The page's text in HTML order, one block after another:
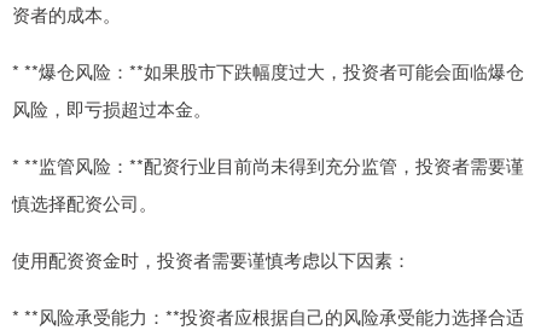
资者的成本。
* **爆仓风险：**如果股市下跌幅度过大，投资者可能会面临爆仓
风险，即亏损超过本金。
* **监管风险：**配资行业目前尚未得到充分监管，投资者需要谨
慎选择配资公司。
使用配资资金时，投资者需要谨慎考虑以下因素：
* **风险承受能力：**投资者应根据自己的风险承受能力选择合适